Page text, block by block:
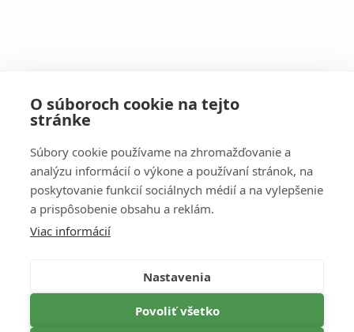
Information
CANCELLATION POLICY
O súboroch cookie na tejto
stránke
Súbory cookie používame na zhromažďovanie a
analýzu informácií o výkone a používaní stránok, na
poskytovanie funkcií sociálnych médií a na vylepšenie
a prispôsobenie obsahu a reklám.
Viac informácií
Nastavenia
Povoliť všetko